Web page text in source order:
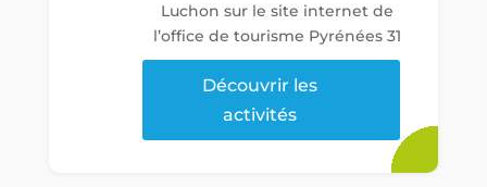
Luchon sur le site internet de
l’office de tourisme Pyrénées 31
Découvrir les
activités